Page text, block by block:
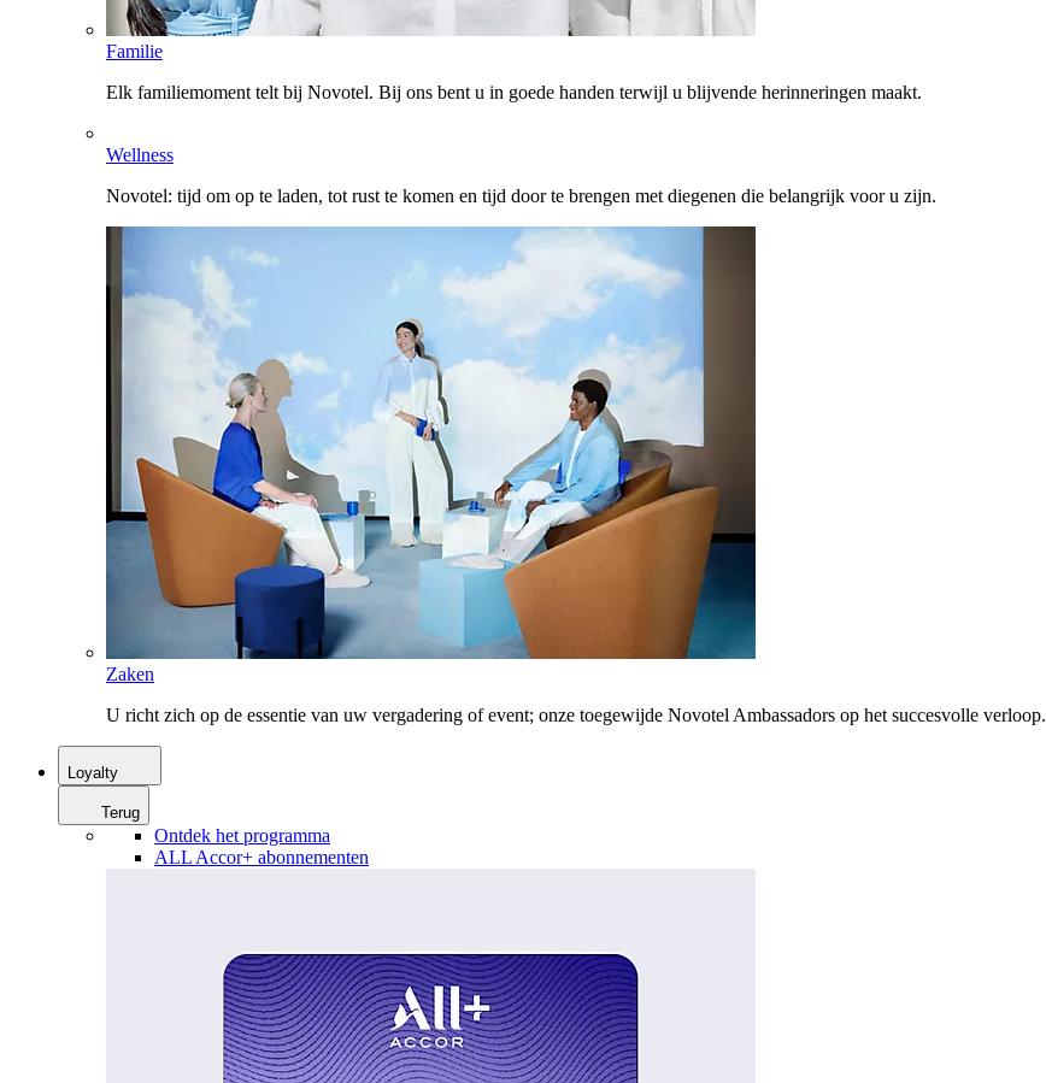
Familie
Elk familiemoment telt bij Novotel. Bij ons bent u in goede handen terwijl u blijvende herinneringen maakt.
Wellness
Novotel: tijd om op te laden, tot rust te komen en tijd door te brengen met diegenen die belangrijk voor u zijn.
Zaken
U richt zich op de essentie van uw vergadering of event; onze toegewijde Novotel Ambassadors op het succesvolle verloop.
Loyalty
Terug
Ontdek het programma
ALL Accor+ abonnementen